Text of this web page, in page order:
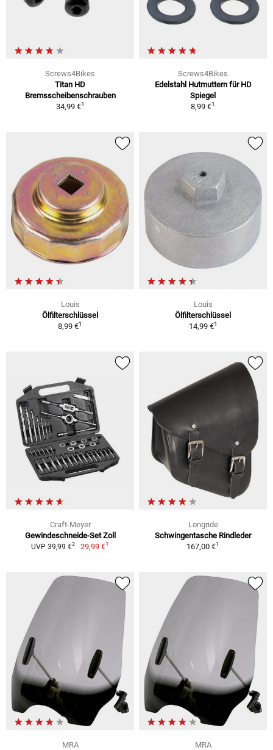
Screws4Bikes
Titan HD
Bremsscheibenschrauben
34,99 €1
Screws4Bikes
Edelstahl Hutmuttern für HD
Spiegel
8,99 €1
Louis
Ölfilterschlüssel
8,99 €1
Louis
Ölfilterschlüssel
14,99 €1
Craft-Meyer
Gewindeschneide-Set Zoll
UVP 39,99 €2 29,99 €1
Longride
Schwingentasche Rindleder
167,00 €1
MRA
MRA